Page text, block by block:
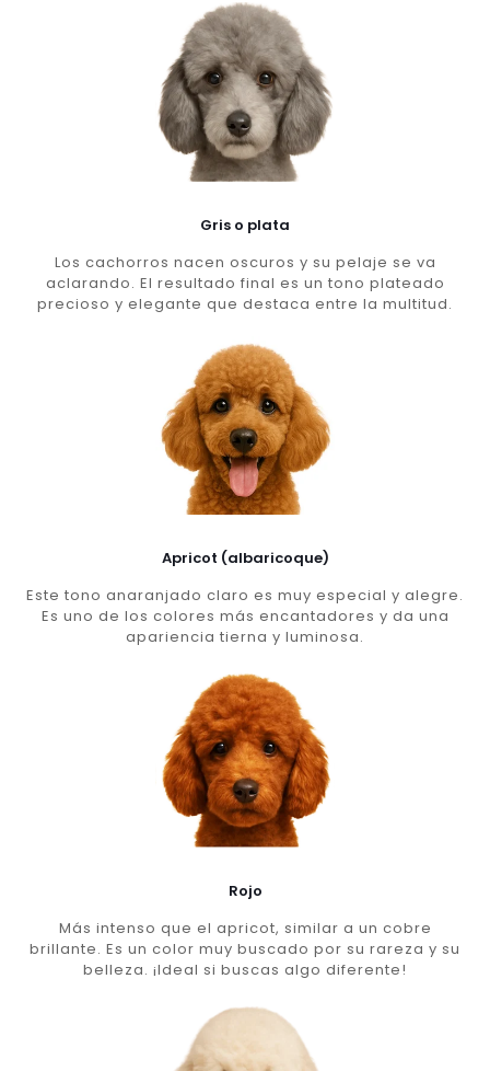
Gris o plata
Los cachorros nacen oscuros y su pelaje se va
aclarando. El resultado final es un tono plateado
precioso y elegante que destaca entre la multitud.
Apricot (albaricoque)
Este tono anaranjado claro es muy especial y alegre.
Es uno de los colores más encantadores y da una
apariencia tierna y luminosa.
Rojo
Más intenso que el apricot, similar a un cobre
brillante. Es un color muy buscado por su rareza y su
belleza. ¡Ideal si buscas algo diferente!